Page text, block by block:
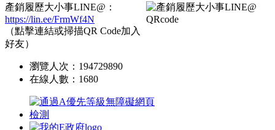
產銷履歷大小事LINE@：
https://lin.ee/FrmWf4N
（點擊連結或掃描QR Code加入
好友）
瀏覽人次： 194729890
在線人數： 1680